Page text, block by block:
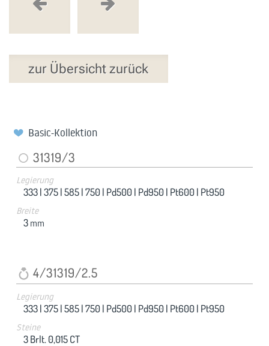
zur Übersicht zurück
Basic-Kollektion
31319/3
Legierung
333 |375 |585 |750 | Pd500 | Pd950 | Pt600 | Pt950
Breite
3 mm
4/31319/2.5
Legierung
333 |375 |585 |750 | Pd500 | Pd950 | Pt600 | Pt950
Steine
3 Brlt. 0,015 CT